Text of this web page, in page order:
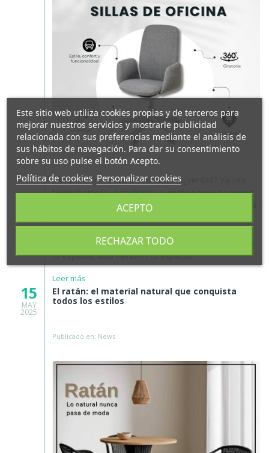
Pasas horas frente al ordenador, ¿verdad? Ya sea
teletrabajando, estudiando o gestionando tu propio
la silla en la que te sientas marca una
una selección desillas de oficina
tu espalda, sino también tu espacio.
Leer más
El ratán: el material natural que conquista
todos los estilos
15
MAY
2025
Publicado en: News
Este sitio web utiliza cookies propias y de terceros para
mejorar nuestros servicios y mostrarle publicidad
relacionada con sus preferencias mediante el análisis de
sus hábitos de navegación. Para dar su consentimiento
sobre su uso pulse el botón Acepto.
Política de cookies Personalizar cookies
RECHAZAR TODO
ACEPTO